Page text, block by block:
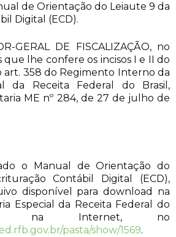
de Orientação do Leiaute 9 da
Digital (ECD).
GERAL DE FISCALIZAÇÃO, no
que lhe confere os incisos I e II do
art. 358 do Regimento Interno da
da Receita Federal do Brasil,
ME nº 284, de 27 de julho de
o Manual de Orientação do
Contábil Digital (ECD),
disponível para download na
Especial da Receita Federal do
na Internet, no
pasta/show/1569.